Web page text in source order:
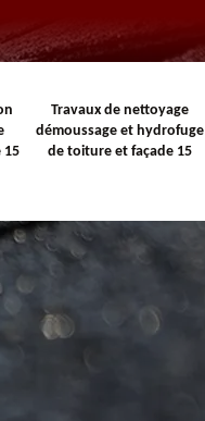
15
Travaux de nettoyage
démoussage et hydrofuge
de toiture et façade 15